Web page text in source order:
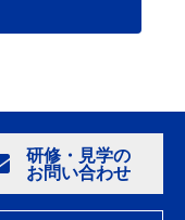
研修・見学の
お問い合わせ